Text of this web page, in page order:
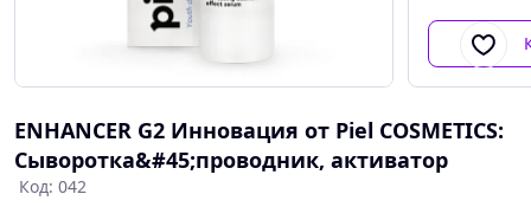
ENHANСER G2 Инновация от Piel COSMETICS:
Сыворотка&#45;проводник, активатор
Код: 042